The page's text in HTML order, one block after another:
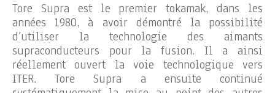
Tore Supra est le premier tokamak, dans les
années 1980, à avoir démontré la possibilité
d’utiliser la technologie des aimants
supraconducteurs pour la fusion. Il a ainsi
réellement ouvert la voie technologique vers
ITER. Tore Supra a ensuite continué